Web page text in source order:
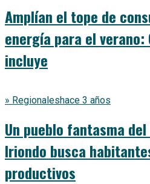
Amplían el tope de
energía para el verano:
incluye
» Regionaleshace 3 años
Un pueblo fantasma
Iriondo busca
productivos